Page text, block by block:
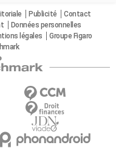
Publicité
Contact
Données personnelles
légales
Groupe Figaro